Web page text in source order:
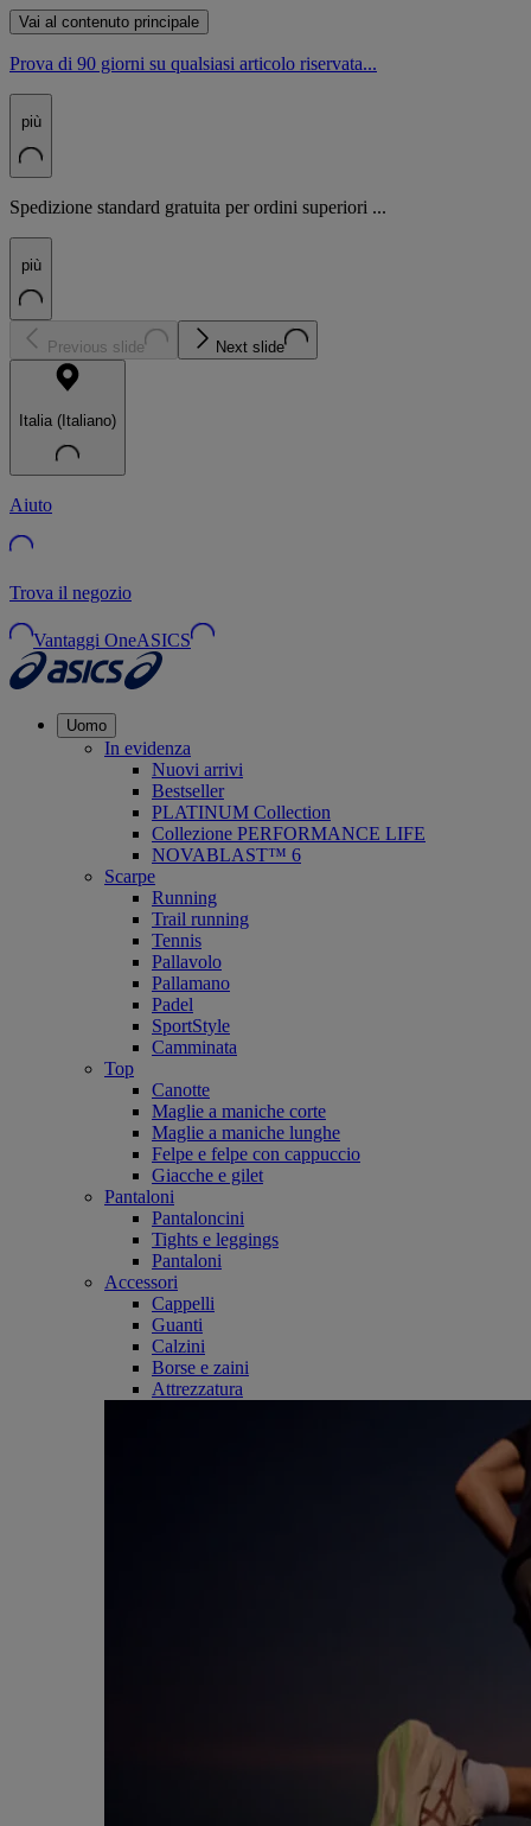
Vai al contenuto principale
Prova di 90 giorni su qualsiasi articolo riservata...
più
Spedizione standard gratuita per ordini superiori ...
più
Previous slide Next slide
Italia (Italiano)
Aiuto
Trova il negozio
Vantaggi OneASICS
Uomo
In evidenza
Nuovi arrivi
Bestseller
PLATINUM Collection
Collezione PERFORMANCE LIFE
NOVABLAST™ 6
Scarpe
Running
Trail running
Tennis
Pallavolo
Pallamano
Padel
SportStyle
Camminata
Top
Canotte
Maglie a maniche corte
Maglie a maniche lunghe
Felpe e felpe con cappuccio
Giacche e gilet
Pantaloni
Pantaloncini
Tights e leggings
Pantaloni
Accessori
Cappelli
Guanti
Calzini
Borse e zaini
Attrezzatura